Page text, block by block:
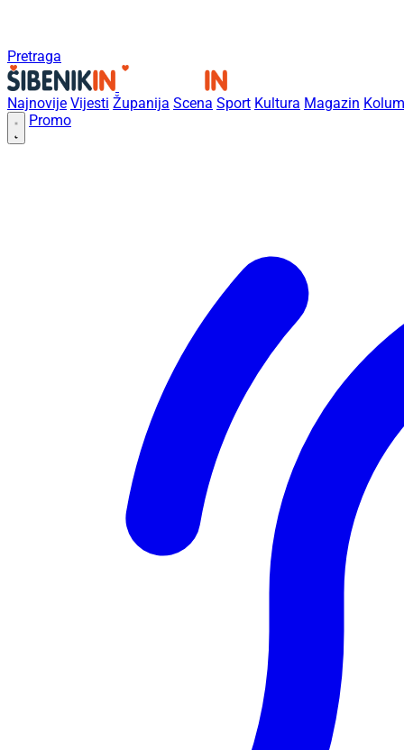
Pretraga
Najnovije Vijesti Županija Scena Sport Kultura Magazin
Promo